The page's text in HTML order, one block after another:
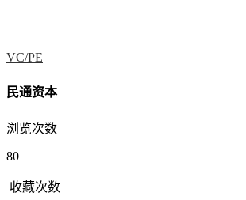
VC/PE
民通资本
浏览次数
80
收藏次数